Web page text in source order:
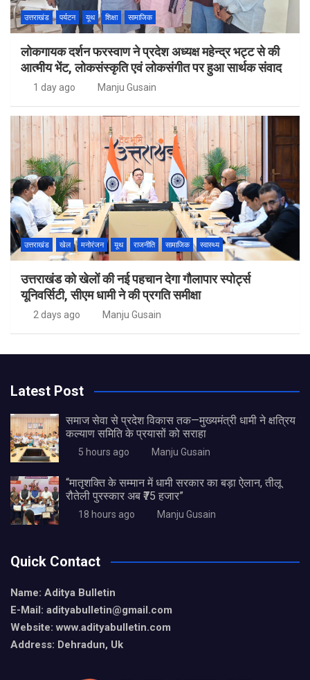
उत्तराखंड पर्यटन यूथ शिक्षा सामाजिक
लोकगायक दर्शन फरस्वाण ने प्रदेश अध्यक्ष महेन्द्र भट्ट से की
आत्मीय भेंट, लोकसंस्कृति एवं लोकसंगीत पर हुआ सार्थक संवाद
1 day ago Manju Gusain
उत्तराखंड खेल मनोरंजन यूथ राजनीति सामाजिक स्वास्थ्य
उत्तराखंड को खेलों की नई पहचान देगा गौलापार स्पोर्ट्स
यूनिवर्सिटी, सीएम धामी ने की प्रगति समीक्षा
2 days ago Manju Gusain
Latest Post
समाज सेवा से प्रदेश विकास तक—मुख्यमंत्री धामी ने क्षत्रिय
कल्याण समिति के प्रयासों को सराहा
5 hours ago Manju Gusain
“मातृशक्ति के सम्मान में धामी सरकार का बड़ा ऐलान, तीलू
रौतेली पुरस्कार अब ₹75 हजार”
18 hours ago Manju Gusain
Quick Contact
Name: Aditya Bulletin
E-Mail: adityabulletin@gmail.com
Website: www.adityabulletin.com
Address: Dehradun, Uk